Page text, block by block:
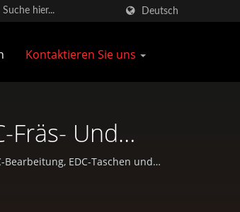
Deutsch
Kontaktieren Sie uns
Fräs- Und
EDC-Taschen und